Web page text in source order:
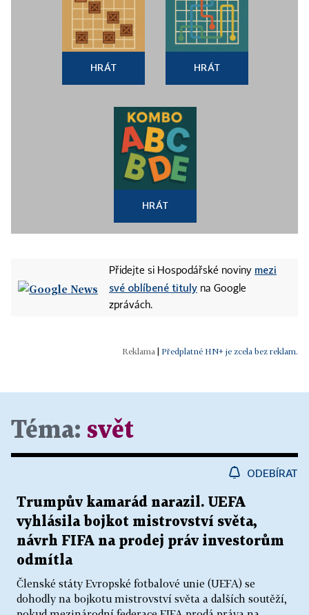
HRÁT HRÁT
HRÁT
Přidejte si Hospodářské noviny mezi
své oblíbené tituly na Google
zprávách.
Předplatné HN+ je zcela bez reklam.
Téma: svět
ODEBÍRAT
Trumpův kamarád narazil. UEFA
vyhlásila bojkot mistrovství světa,
návrh FIFA na prodej práv investorům
odmítla
Členské státy Evropské fotbalové unie (UEFA) se
dohodly na bojkotu mistrovství světa a dalších soutěží,